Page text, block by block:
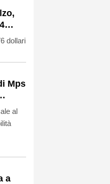
dollari
Mps
al
a